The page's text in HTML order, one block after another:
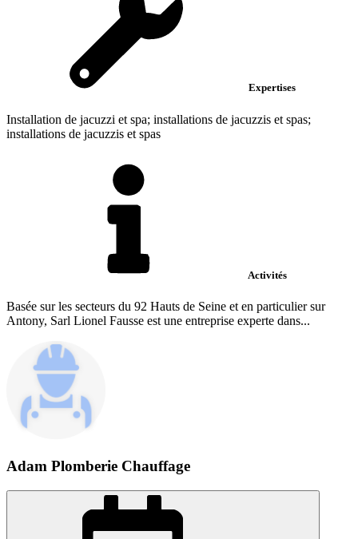
Expertises
Installation de jacuzzi et spa; installations de jacuzzis et spas;
installations de jacuzzis et spas
Activités
Basée sur les secteurs du 92 Hauts de Seine et en particulier sur
Antony, Sarl Lionel Fausse est une entreprise experte dans...
Adam Plomberie Chauffage